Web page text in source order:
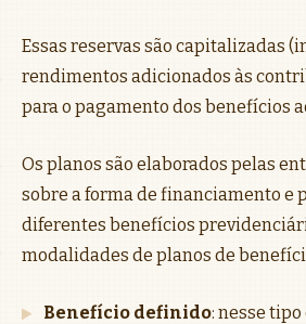
Essas reservas são capitalizadas
rendimentos adicionados às
para o pagamento dos benefícios
Os planos são elaborados pelas
sobre a forma de financiamento e
diferentes benefícios
modalidades de planos de
Benefício definido: nesse